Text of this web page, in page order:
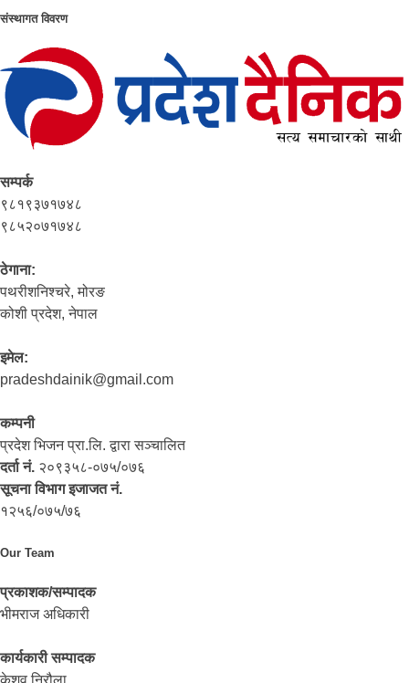
संस्थागत विवरण
सम्पर्क
९८१९३७१७४८
९८५२०७१७४८
ठेगाना:
पथरीशनिश्‍चरे, मोरङ
कोशी प्रदेश, नेपाल
इमेल:
pradeshdainik@gmail.com
कम्पनी
प्रदेश भिजन प्रा.लि. द्वारा सञ्‍चालित
दर्ता नं. २०९३५८-०७५/०७६
सूचना विभाग इजाजत नं.
१२५६/०७५/७६
Our Team
प्रकाशक/सम्पादक
भीमराज अधिकारी
कार्यकारी सम्पादक
केशव निरौला